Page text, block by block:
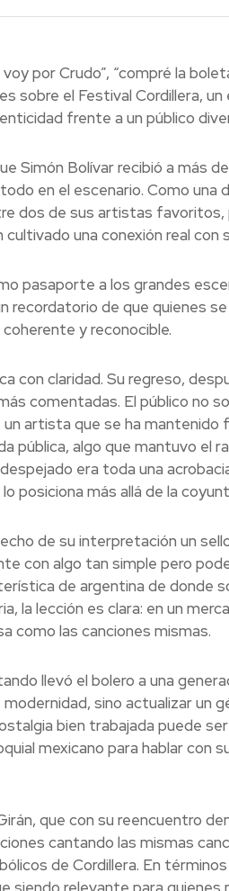
por Crudo”, “compré la
sobre el Festival Cordillera,
frente a un público
Simón Bolívar recibió a más
en el escenario. Como
dos de sus artistas
una conexión real con
pasaporte a los grandes
recordatorio de que quienes
y reconocible.
con claridad. Su regreso,
comentadas. El público no
artista que se ha mantenido
pública, algo que mantuvo el
era toda una
posiciona más allá de la
de su interpretación un
con algo tan simple pero
de argentina de donde
la lección es clara: en un
como las canciones mismas.
llevó el bolero a una
sino actualizar un
bien trabajada puede
mexicano para hablar con
que con su reencuentro
cantando las mismas
de Cordillera. En